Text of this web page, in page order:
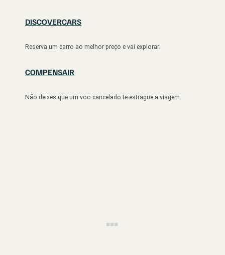
DISCOVERCARS
Reserva um carro ao melhor preço e vai explorar.
COMPENSAIR
Não deixes que um voo cancelado te estrague a viagem.